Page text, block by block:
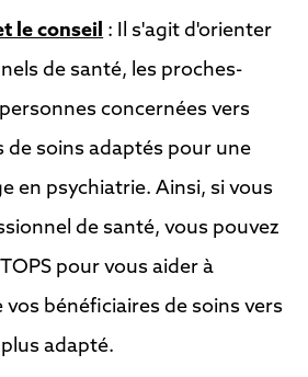
le conseil : Il s'agit d'orienter
de santé, les proches-
concernées vers
de soins adaptés pour une
en psychiatrie. Ainsi, si vous
de santé, vous pouvez
pour vous aider à
bénéficiaires de soins vers
adapté.